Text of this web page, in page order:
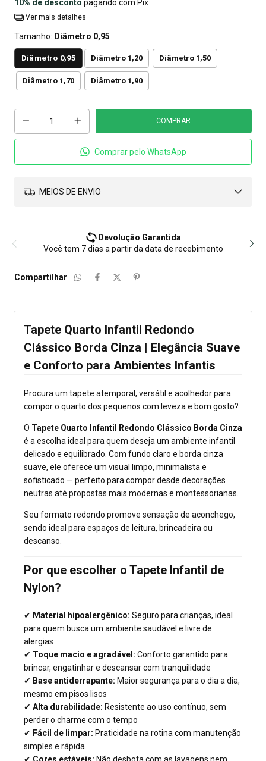
10% de desconto pagando com Pix
Ver mais detalhes
Tamanho: Diâmetro 0,95
Diâmetro 0,95 Diâmetro 1,20 Diâmetro 1,50
Diâmetro 1,70 Diâmetro 1,90
Comprar pelo WhatsApp
MEIOS DE ENVIO
Devolução Garantida
Você tem 7 dias a partir da data de recebimento
Compartilhar
Tapete Quarto Infantil Redondo
Clássico Borda Cinza | Elegância Suave
e Conforto para Ambientes Infantis
Procura um tapete atemporal, versátil e acolhedor para
compor o quarto dos pequenos com leveza e bom gosto?
O Tapete Quarto Infantil Redondo Clássico Borda Cinza
é a escolha ideal para quem deseja um ambiente infantil
delicado e equilibrado. Com fundo claro e borda cinza
suave, ele oferece um visual limpo, minimalista e
sofisticado — perfeito para compor desde decorações
neutras até propostas mais modernas e montessorianas.
Seu formato redondo promove sensação de aconchego,
sendo ideal para espaços de leitura, brincadeira ou
descanso.
Por que escolher o Tapete Infantil de
Nylon?
✔ Material hipoalergênico: Seguro para crianças, ideal
para quem busca um ambiente saudável e livre de
alergias
✔ Toque macio e agradável: Conforto garantido para
brincar, engatinhar e descansar com tranquilidade
✔ Base antiderrapante: Maior segurança para o dia a dia,
mesmo em pisos lisos
✔ Alta durabilidade: Resistente ao uso contínuo, sem
perder o charme com o tempo
✔ Fácil de limpar: Praticidade na rotina com manutenção
simples e rápida